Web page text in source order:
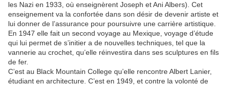
les Nazi en 1933, où enseignèrent Joseph et Ani Albers). Cet
enseignement va la confortée dans son désir de devenir artiste et
lui donner de l’assurance pour poursuivre une carrière artistique.
En 1947 elle fait un second voyage au Mexique, voyage d’étude
qui lui permet de s’initier a de nouvelles techniques, tel que la
vannerie au crochet, qu’elle réinvestira dans ses sculptures en fils
de fer.
C’est au Black Mountain College qu’elle rencontre Albert Lanier,
étudiant en architecture. C’est en 1949, et contre la volonté de